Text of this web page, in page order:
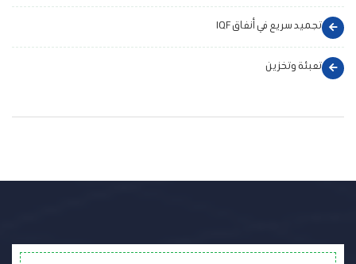
تجميد سريع في أنفاق IQF
تعبئة وتخزين